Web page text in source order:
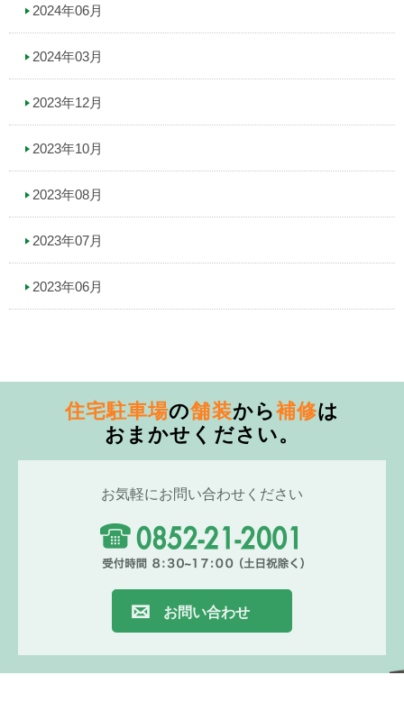
2024年06月
2024年03月
2023年12月
2023年10月
2023年08月
2023年07月
2023年06月
住宅駐車場の舗装から補修は
おまかせください。
お気軽にお問い合わせください
お問い合わせ